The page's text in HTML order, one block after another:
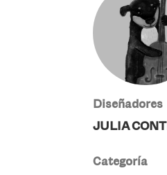
Diseñadores
JULIA
Categoría